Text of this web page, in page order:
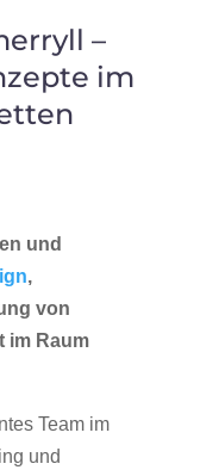
–
im
und
,
von
im Raum
Team im
und